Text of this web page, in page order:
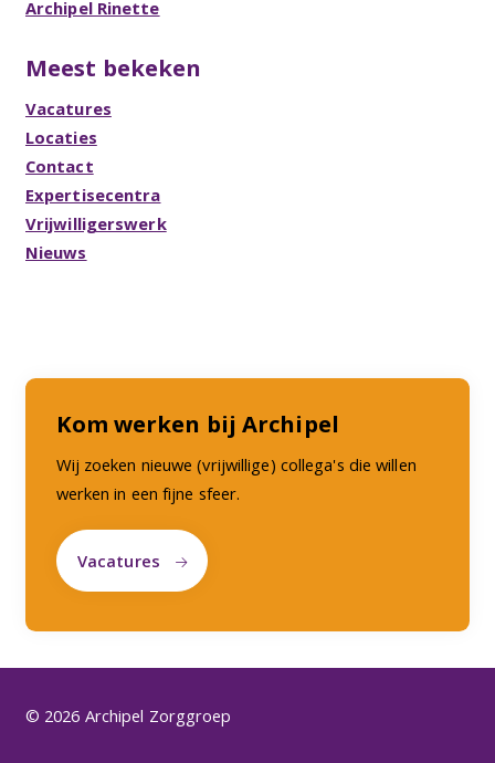
Archipel Rinette
Meest bekeken
Vacatures
Locaties
Contact
Expertisecentra
Vrijwilligerswerk
Nieuws
Kom werken bij Archipel
Wij zoeken nieuwe (vrijwillige) collega's die willen
werken in een fijne sfeer.
Vacatures
© 2026 Archipel Zorggroep